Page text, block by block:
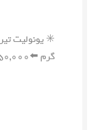
گرم ⬅️۸۵۰,۰۰۰ ریال